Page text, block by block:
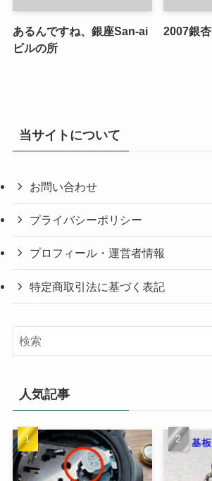
あるんですね、銀座San-ai
ビルの所
2007銀杏
当サイトについて
お問い合わせ
プライバシーポリシー
プロフィール・運営者情報
特定商取引法に基づく表記
人気記事